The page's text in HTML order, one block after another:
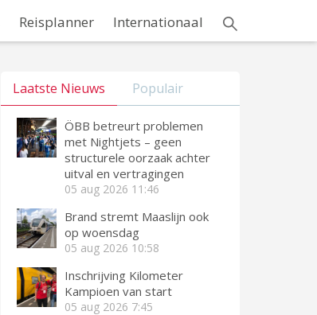
Reisplanner Internationaal
Laatste Nieuws Populair
ÖBB betreurt problemen
met Nightjets – geen
structurele oorzaak achter
uitval en vertragingen
05 aug 2026 11:46
Brand stremt Maaslijn ook
op woensdag
05 aug 2026 10:58
Inschrijving Kilometer
Kampioen van start
05 aug 2026 7:45